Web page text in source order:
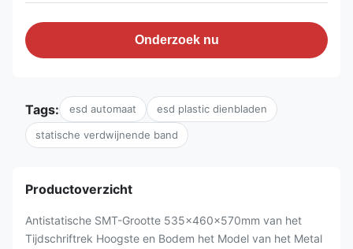
Onderzoek nu
Tags: esd automaat esd plastic dienbladen
statische verdwijnende band
Productoverzicht
Antistatische SMT-Grootte 535x460x570mm van het
Tijdschriftrek Hoogste en Bodem het Model van het Metal